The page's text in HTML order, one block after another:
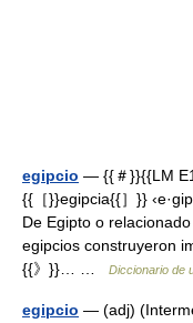
egipcio — {{＃}}{{LM
{{［}}egipcia{{］}}
De Egipto o
egipcios construyeron
{{》}}… …
Diccionario de
egipcio — (adj)